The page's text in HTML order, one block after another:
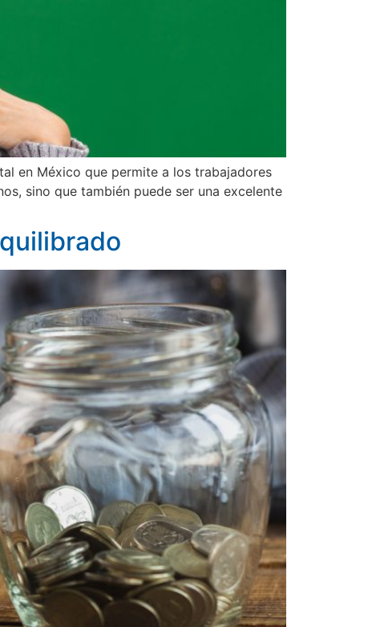
en México que permite a los trabajadores
sino que también puede ser una excelente